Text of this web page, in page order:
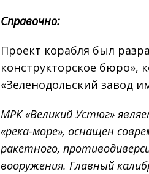
Справочно:
Проект корабля был
конструкторское бюро»,
«Зеленодольский завод
МРК «Великий Устюг»
«река-море», оснащен
ракетного,
вооружения. Главный